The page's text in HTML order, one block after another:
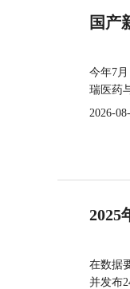
国产
今年7
瑞医药
2026-
2025
在数据
并发布